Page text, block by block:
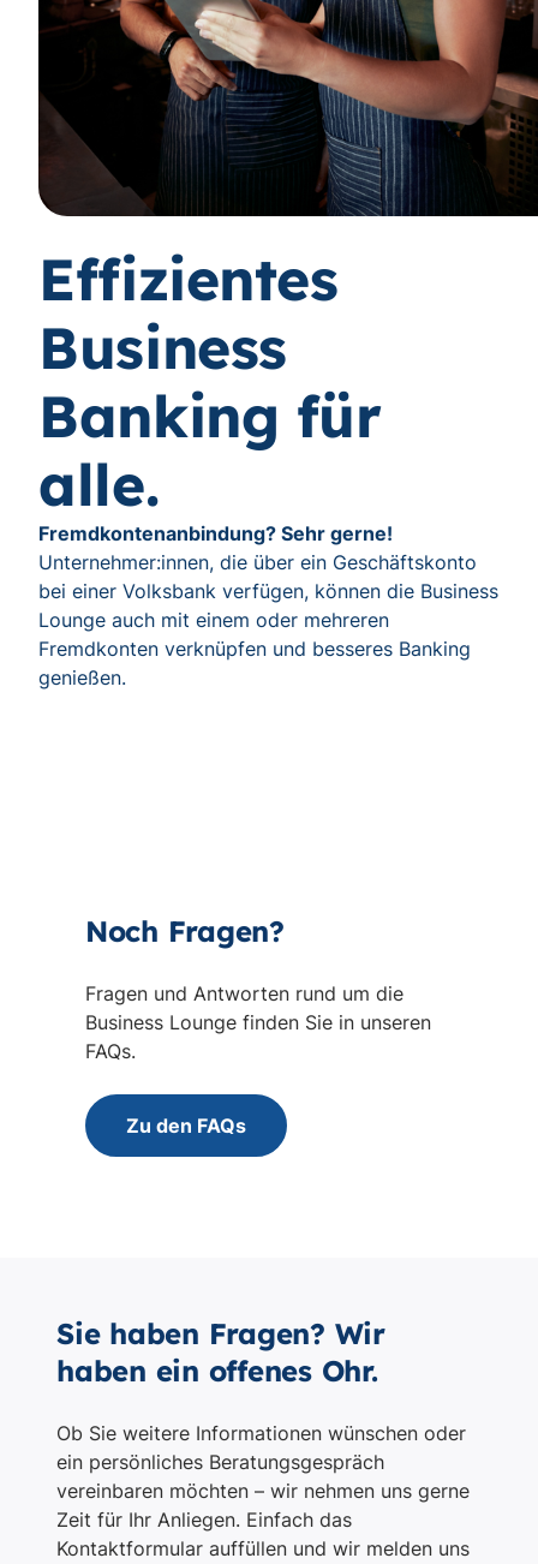
Sie haben Fragen? Wir
haben ein offenes Ohr.
Ob Sie weitere Informationen wünschen oder
ein persönliches Beratungsgespräch
vereinbaren möchten – wir nehmen uns gerne
Zeit für Ihr Anliegen. Einfach das
Kontaktformular auffüllen und wir melden uns